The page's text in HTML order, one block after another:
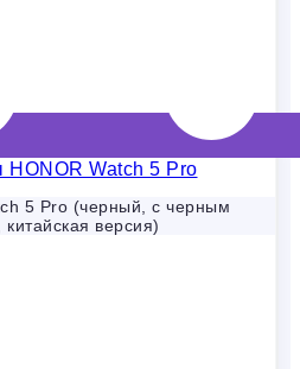
5 Pro (черный, с черным
версия)